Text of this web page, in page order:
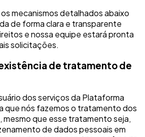
mecanismos detalhados abaixo
de forma clara e transparente
e nossa equipe estará pronta
solicitações.
de tratamento de
dos serviços da Plataforma
que nós fazemos o tratamento dos
mesmo que esse tratamento seja,
de dados pessoais em